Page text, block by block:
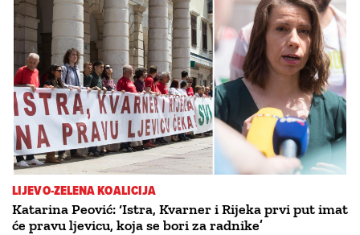
LIJEVO-ZELENA KOALICIJA
Katarina Peović: ‘Istra, Kvarner i Rijeka prvi put imat
će pravu ljevicu, koja se bori za radnike’